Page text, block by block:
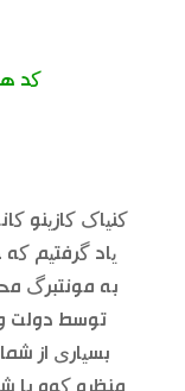
کد
کنیاک کازینو
یاد گرفتیم
به مونتبرگ
توسط دولت
بسیاری از